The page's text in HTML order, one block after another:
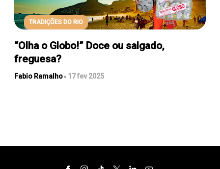
TRADIÇÕES DO RIO
“Olha o Globo!” Doce ou salgado,
freguesa?
Fabio Ramalho 17 fev 2025